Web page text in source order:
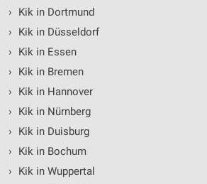
›
Kik in Dortmund
›
Kik in Düsseldorf
›
Kik in Essen
›
Kik in Bremen
›
Kik in Hannover
›
Kik in Nürnberg
›
Kik in Duisburg
›
Kik in Bochum
›
Kik in Wuppertal
Entwicklung und Verbesserung der
Verwendung reduzierter Daten zur
Verwendung genauer Standortdaten
Geräte anhand von aktiv angeforderten
Informationen identifizieren
Nicht-IAB-Verarbeitungszwecke: